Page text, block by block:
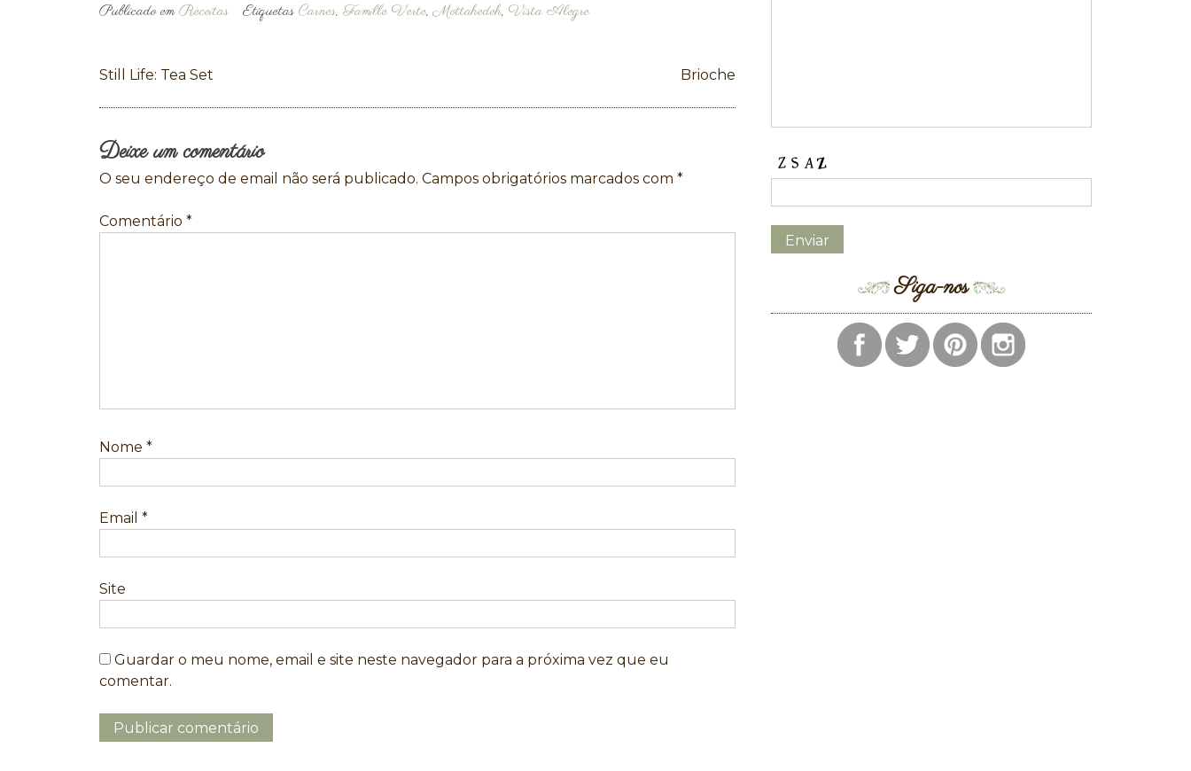
Publicado emReceitas Etiquetas Carnes, Famille Verte,Mottahedeh, Vista Alegre
Navegação
artigos
Still Life: Tea Set Brioche
Deixe um comentário
O seu endereço de email não será publicado. Campos obrigatórios marcados com *
Comentário *
Nome *
Email *
Site
Guardar o meu nome, email e site neste navegador para a próxima vez que eu
comentar.
Siga-nos